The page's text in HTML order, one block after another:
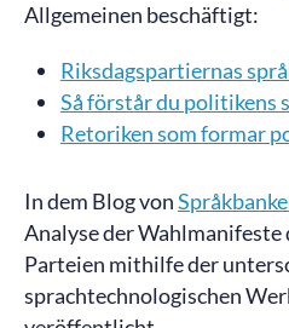
Allgemeinen beschäftigt:
Riksdagspartiernas
Så förstår du politikens
Retoriken som formar
In dem Blog von
Analyse der
Parteien mithilfe der
sprachtechnologischen